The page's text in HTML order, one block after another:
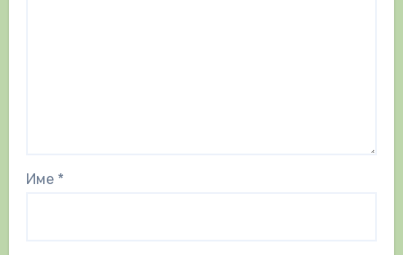
Име *